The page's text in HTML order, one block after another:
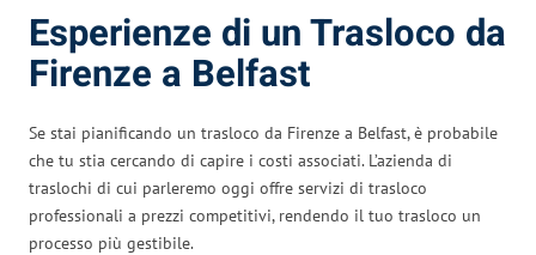
Esperienze di un Trasloco da
Firenze a Belfast
Se stai pianificando un trasloco da Firenze a Belfast, è probabile
che tu stia cercando di capire i costi associati. L’azienda di
traslochi di cui parleremo oggi offre servizi di trasloco
professionali a prezzi competitivi, rendendo il tuo trasloco un
processo più gestibile.